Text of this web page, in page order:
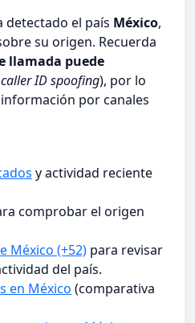
detectado el país México,
su origen. Recuerda
llamada puede
caller ID spoofing), por lo
por canales
y actividad reciente
comprobar el origen
México (+52) para revisar
del país.
en México (comparativa